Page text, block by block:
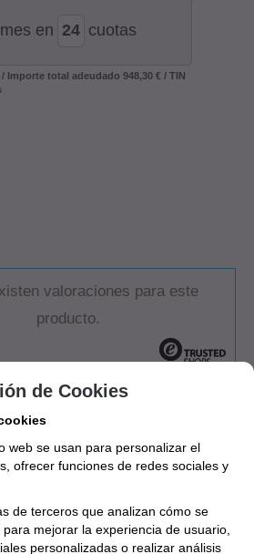
en cuotas
/ Importe total adeudado 948,30 € / TIN
valoraciones para este
producto.
de Cookies
web se usan para personalizar el
ofrecer funciones de redes sociales y
de terceros que analizan cómo se
mejorar la experiencia de usuario,
personalizadas o realizar análisis